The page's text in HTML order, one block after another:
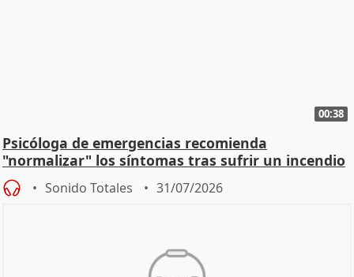
00:38
Psicóloga de emergencias recomienda
"normalizar" los síntomas tras sufrir un incendio
Sonido Totales 31/07/2026